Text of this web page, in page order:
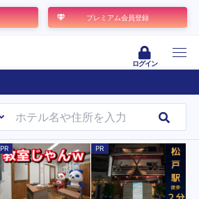
プレミアム会員登録
ログイン
PR PR